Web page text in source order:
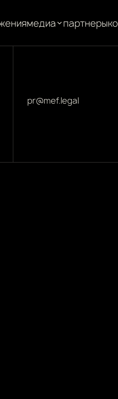
медиа
новости
партнеры
pr@mef.legal